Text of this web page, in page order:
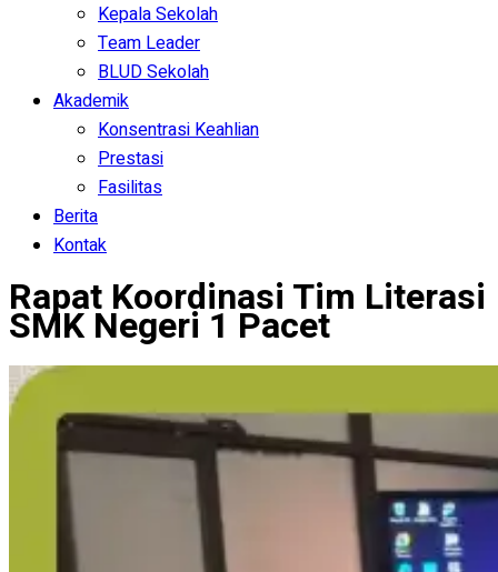
Kepala Sekolah
Team Leader
BLUD Sekolah
Akademik
Konsentrasi Keahlian
Prestasi
Fasilitas
Berita
Kontak
Rapat Koordinasi Tim Literasi
SMK Negeri 1 Pacet